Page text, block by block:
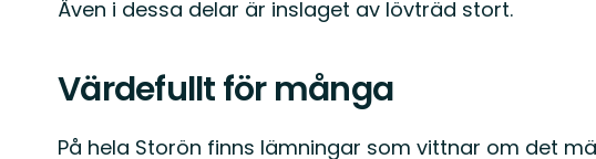
Även i dessa delar är inslaget av lövträd stort.
Värdefullt för många
På hela Storön finns lämningar som vittnar om det